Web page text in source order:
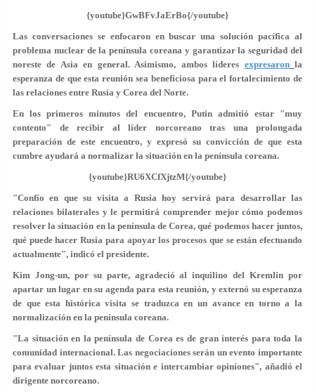
{youtube}GwBFvJaErBo{/youtube}
Las conversaciones se enfocaron en buscar una solución pacífica al
problema nuclear de la península coreana y garantizar la seguridad del
noreste de Asia en general. Asimismo, ambos líderes expresaron la
esperanza de que esta reunión sea beneficiosa para el fortalecimiento de
las relaciones entre Rusia y Corea del Norte.
En los primeros minutos del encuentro, Putin admitió estar "muy
contento" de recibir al líder norcoreano tras una prolongada
preparación de este encuentro, y expresó su convicción de que esta
cumbre ayudará a normalizar la situación en la península coreana.
{youtube}RU6XCfXjtzM{/youtube}
"Confío en que su visita a Rusia hoy servirá para desarrollar las
relaciones bilaterales y le permitirá comprender mejor cómo podemos
resolver la situación en la península de Corea, qué podemos hacer juntos,
qué puede hacer Rusia para apoyar los procesos que se están efectuando
actualmente", indicó el presidente.
Kim Jong-un, por su parte, agradeció al inquilino del Kremlin por
apartar un lugar en su agenda para esta reunión, y externó su esperanza
de que esta histórica visita se traduzca en un avance en torno a la
normalización en la península coreana.
"La situación en la península de Corea es de gran interés para toda la
comunidad internacional. Las negociaciones serán un evento importante
paraevaluar juntosesta situación e intercambiar opiniones", añadió el
dirigente norcoreano.